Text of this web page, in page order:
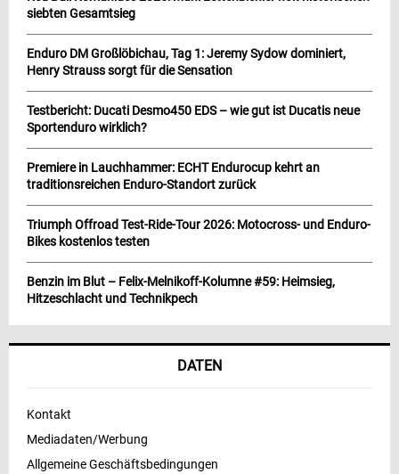
siebten Gesamtsieg
Enduro DM Großlöbichau, Tag 1: Jeremy Sydow dominiert,
Henry Strauss sorgt für die Sensation
Testbericht: Ducati Desmo450 EDS – wie gut ist Ducatis neue
Sportenduro wirklich?
Premiere in Lauchhammer: ECHT Endurocup kehrt an
traditionsreichen Enduro-Standort zurück
Triumph Offroad Test-Ride-Tour 2026: Motocross- und Enduro-
Bikes kostenlos testen
Benzin im Blut – Felix-Melnikoff-Kolumne #59: Heimsieg,
Hitzeschlacht und Technikpech
DATEN
Kontakt
Mediadaten/Werbung
Allgemeine Geschäftsbedingungen